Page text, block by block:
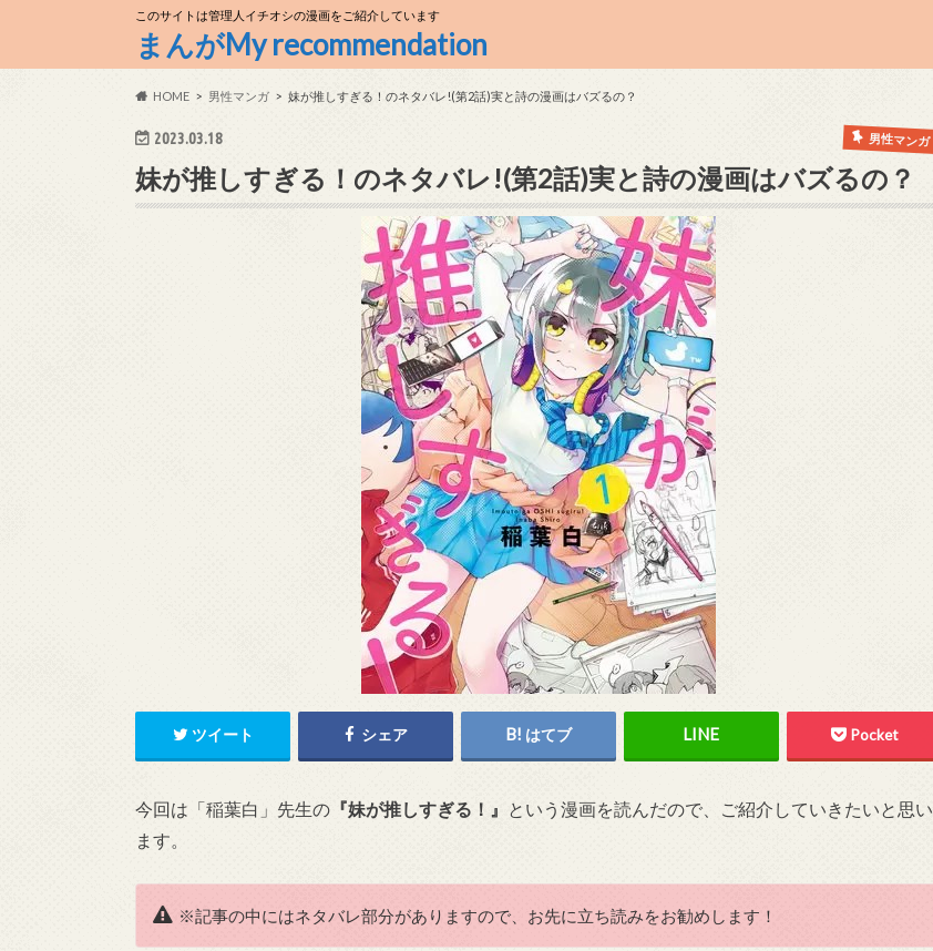
このサイトは管理人イチオシの漫画をご紹介しています
まんがMy recommendation
HOME 男性マンガ 妹が推しすぎる！のネタバレ!(第2話)実と詩の漫画はバズるの？
2023.03.18 男性マンガ
妹が推しすぎる！のネタバレ!(第2話)実と詩の漫画はバズるの？
ツイート シェア はてブ Pocket
今回は「稲葉白」先生の 『妹が推しすぎる！』
という漫画を読んだので、ご紹介していきたいと思い
ます。
※記事の中にはネタバレ部分がありますので、お先に立ち読みをお勧めします！